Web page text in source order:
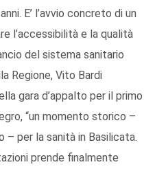
E’ l’avvio concreto di un
l’accessibilità e la qualità
del sistema sanitario
Regione, Vito Bardi
gara d’appalto per il primo
“un momento storico –
– per la sanità in Basilicata.
prende finalmente